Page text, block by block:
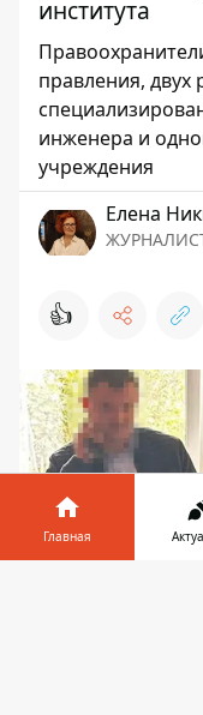
института
правления, двух
инженера и
учреждения
Елена
👍
Главная